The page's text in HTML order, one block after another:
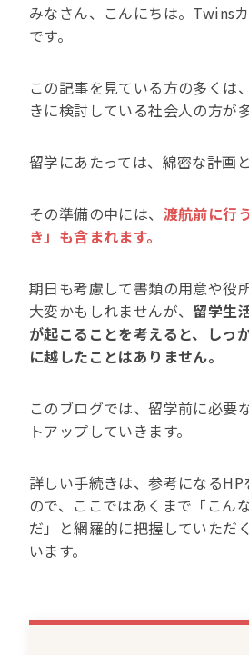
みなさん、こんにちは。Twins
です。
この記事を見ている方の多くは
きに検討している社会人の方が
留学にあたっては、綿密な計画
その準備の中には、 渡航前に行
き」も含まれます。
期日も考慮して書類の用意や役
大変かもしれませんが、 留学生
が起こることを考えると、しっ
に越したことはありません。
このブログでは、留学前に必要
トアップしていきます。
詳しい手続きは、参考になる
ので、ここではあくまで「こん
だ」と網羅的に把握していただ
います。